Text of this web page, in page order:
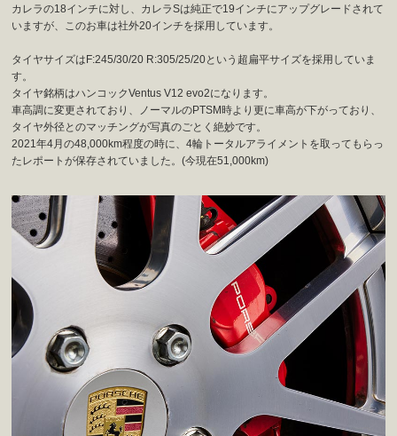
カレラの18インチに対し、カレラSは純正で19インチにアップグレードされて
いますが、このお車は社外20インチを採用しています。
タイヤサイズはF:245/30/20 R:305/25/20という超扁平サイズを採用していま
す。
タイヤ銘柄はハンコックVentus V12 evo2になります。
車高調に変更されており、ノーマルのPTSM時より更に車高が下がっており、
タイヤ外径とのマッチングが写真のごとく絶妙です。
2021年4月の48,000km程度の時に、4輪トータルアライメントを取ってもらっ
たレポートが保存されていました。(今現在51,000km)